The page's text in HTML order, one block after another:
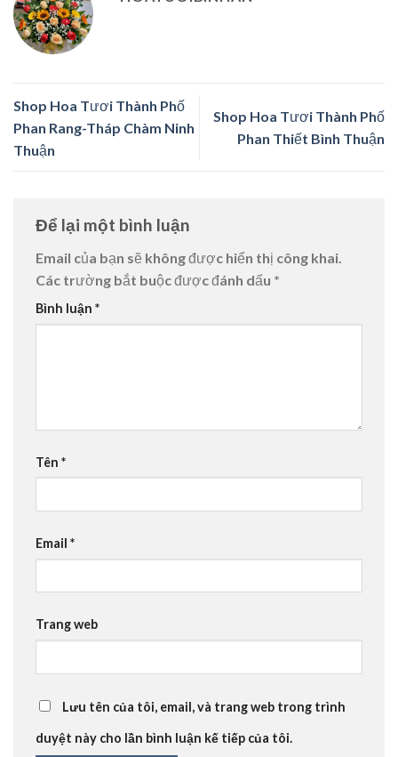
Shop Hoa Tươi Thành Phố
Phan Rang-Tháp Chàm Ninh
Thuận
Shop Hoa Tươi Thành Phố
Phan Thiết Bình Thuận
Để lại một bình luận
Email của bạn sẽ không được hiển thị công khai.
Các trường bắt buộc được đánh dấu *
Bình luận *
Tên *
Email *
Trang web
Lưu tên của tôi, email, và trang web trong trình
duyệt này cho lần bình luận kế tiếp của tôi.